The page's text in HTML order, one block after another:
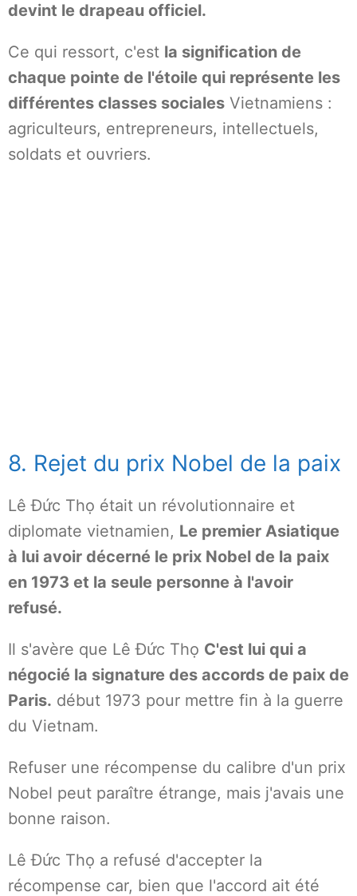
devint le drapeau officiel.
Ce qui ressort, c'est la signification de
chaque pointe de l'étoile qui représente les
différentes classes sociales Vietnamiens :
agriculteurs, entrepreneurs, intellectuels,
soldats et ouvriers.
8. Rejet du prix Nobel de la paix
Lê Đức Thọ était un révolutionnaire et
diplomate vietnamien, Le premier Asiatique
à lui avoir décerné le prix Nobel de la paix
en 1973 et la seule personne à l'avoir
refusé.
Il s'avère que Lê Đức Thọ C'est lui qui a
négocié la signature des accords de paix de
Paris. début 1973 pour mettre fin à la guerre
du Vietnam.
Refuser une récompense du calibre d'un prix
Nobel peut paraître étrange, mais j'avais une
bonne raison.
Lê Đức Thọ a refusé d'accepter la
récompense car, bien que l'accord ait été